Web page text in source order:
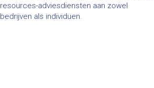
resources-adviesdiensten aan zowel
bedrijven als individuen.